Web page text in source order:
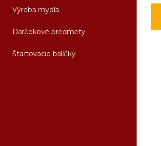
Výroba mydla
Darčekové predmety
Štartovacie balíčky